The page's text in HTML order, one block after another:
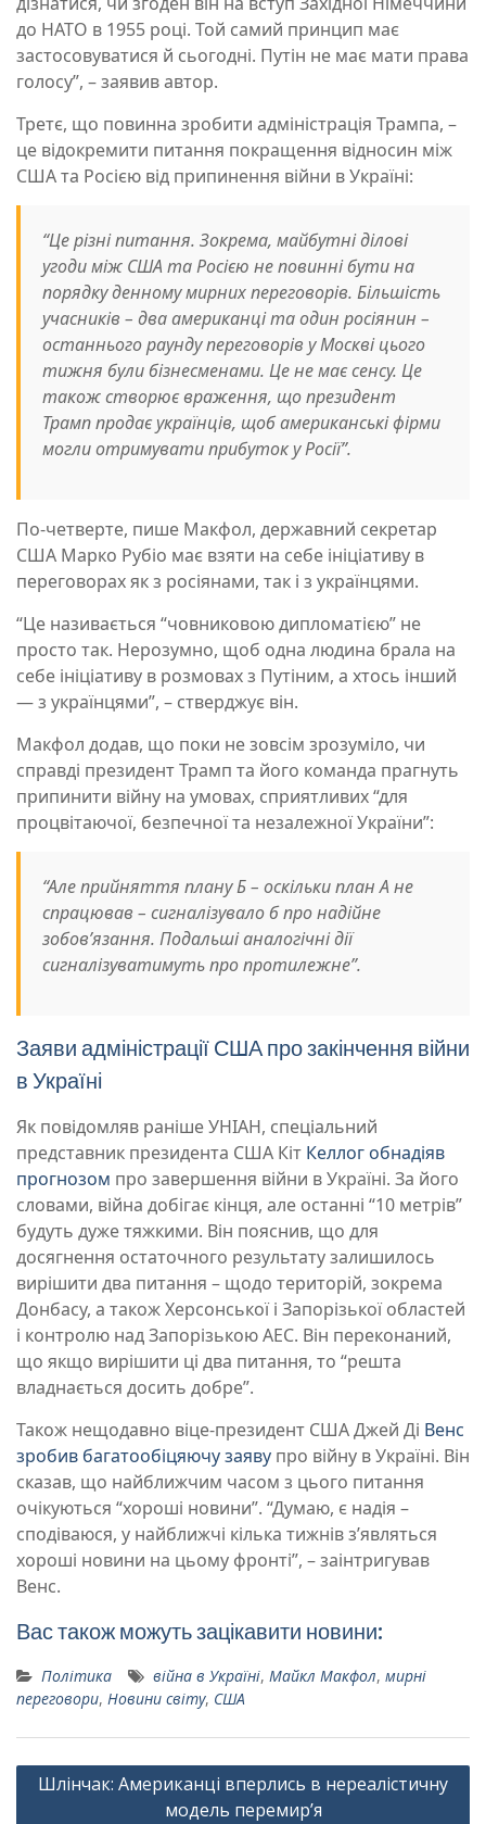
до НАТО в 1955 році. Той самий принцип має
застосовуватися й сьогодні. Путін не має мати права
голосу”, – заявив автор.
Третє, що повинна зробити адміністрація Трампа, –
це відокремити питання покращення відносин між
США та Росією від припинення війни в Україні:
“Це різні питання. Зокрема, майбутні ділові
угоди між США та Росією не повинні бути на
порядку денному мирних переговорів. Більшість
учасників – два американці та один росіянин –
останнього раунду переговорів у Москві цього
тижня були бізнесменами. Це не має сенсу. Це
також створює враження, що президент
Трамп продає українців, щоб американські фірми
могли отримувати прибуток у Росії”.
По-четверте, пише Макфол, державний секретар
США Марко Рубіо має взяти на себе ініціативу в
переговорах як з росіянами, так і з українцями.
“Це називається “човниковою дипломатією” не
просто так. Нерозумно, щоб одна людина брала на
себе ініціативу в розмовах з Путіним, а хтось інший
— з українцями”, – стверджує він.
Макфол додав, що поки не зовсім зрозуміло, чи
справді президент Трамп та його команда прагнуть
припинити війну на умовах, сприятливих “для
процвітаючої, безпечної та незалежної України”:
“Але прийняття плану Б – оскільки план А не
спрацював – сигналізувало б про надійне
зобов’язання. Подальші аналогічні дії
сигналізуватимуть про протилежне”.
Заяви адміністрації США про закінчення війни
в Україні
Як повідомляв раніше УНІАН, спеціальний
представник президента США Кіт Келлог обнадіяв
прогнозом про завершення війни в Україні. За його
словами, війна добігає кінця, але останні “10 метрів”
будуть дуже тяжкими. Він пояснив, що для
досягнення остаточного результату залишилось
вирішити два питання – щодо територій, зокрема
Донбасу, а також Херсонської і Запорізької областей
і контролю над Запорізькою АЕС. Він переконаний,
що якщо вирішити ці два питання, то “решта
владнається досить добре”.
Також нещодавно віце-президент США Джей Ді Венс
зробив багатообіцяючу заяву про війну в Україні. Він
сказав, що найближчим часом з цього питання
очікуються “хороші новини”. “Думаю, є надія –
сподіваюся, у найближчі кілька тижнів з’являться
хороші новини на цьому фронті”, – заінтригував
Венс.
Вас також можуть зацікавити новини:
Політика війна в Україні, Майкл Макфол, мирні
переговори, Новини світу, США
Навігація
Шлінчак: Американці вперлись в нереалістичну
модель перемир’я